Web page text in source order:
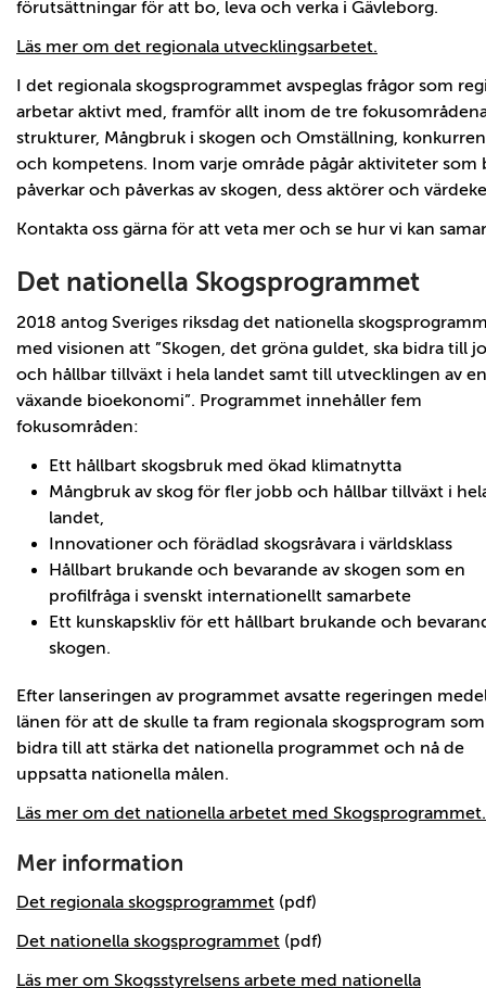
förutsättningar för att bo, leva och verka i Gävleborg.
Läs mer om det regionala utvecklingsarbetet.
I det regionala skogsprogrammet avspeglas frågor som
arbetar aktivt med, framför allt inom de tre
strukturer, Mångbruk i skogen och Omställning,
och kompetens. Inom varje område pågår aktiviteter som
påverkar och påverkas av skogen, dess aktörer och
Kontakta oss gärna för att veta mer och se hur vi kan
Det nationella Skogsprogrammet
2018 antog Sveriges riksdag det nationella
med visionen att ”Skogen, det gröna guldet, ska bidra till
och hållbar tillväxt i hela landet samt till utvecklingen av en
växande bioekonomi”. Programmet innehåller fem
fokusområden:
Ett hållbart skogsbruk med ökad klimatnytta
Mångbruk av skog för fler jobb och hållbar tillväxt i
landet,
Innovationer och förädlad skogsråvara i världsklass
Hållbart brukande och bevarande av skogen som en
profilfråga i svenskt internationellt samarbete
Ett kunskapskliv för ett hållbart brukande och
skogen.
Efter lanseringen av programmet avsatte regeringen
länen för att de skulle ta fram regionala skogsprogram
bidra till att stärka det nationella programmet och nå de
uppsatta nationella målen.
Läs mer om det nationella arbetet med Skogsprogrammet.
Mer information
Det regionala skogsprogrammet (pdf)
Det nationella skogsprogrammet (pdf)
Läs mer om Skogsstyrelsens arbete med nationella